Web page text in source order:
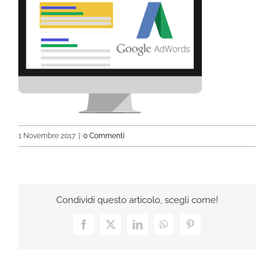
1 Novembre 2017 | 0 Commenti
Condividi questo articolo, scegli come!
Facebook
X LinkedInWhatsAppPinterest